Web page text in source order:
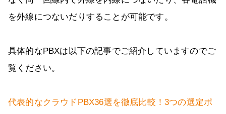
を外線につないだりすることが可能です。
具体的なPBXは以下の記事でご紹介していますのでご
覧ください。
代表的なクラウドPBX36選を徹底比較！3つの選定ポ